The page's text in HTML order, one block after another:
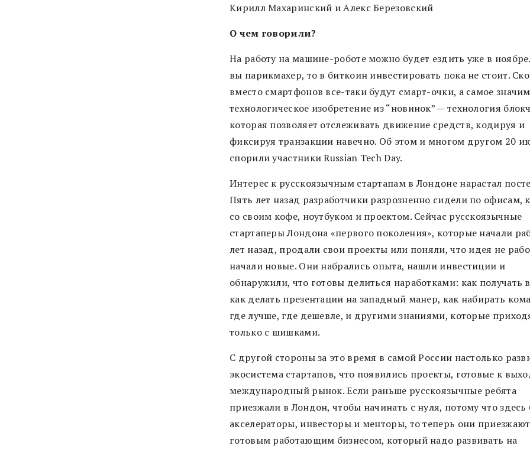
Кирилл Махаринский и Алекс Березовский
О чем говорили?
На работу на машине-роботе можно будет ездить уже в
вы парикмахер, то в биткоин инвестировать пока не стоит.
вместо смартфонов все-таки будут смарт-очки, а самое
технологическое изобретение из “новинок” — технология
которая позволяет отслеживать движение средств, кодируя и
фиксируя транзакции навечно. Об этом и многом другом 20
спорили участники Russian Tech Day.
Интерес к русскоязычным стартапам в Лондоне нарастал
Пять лет назад разработчики разрозненно сидели по офисам,
со своим кофе, ноутбуком и проектом. Сейчас русскоязычные
стартаперы Лондона «первого поколения», которые начали
лет назад, продали свои проекты или поняли, что идея не
начали новые. Они набрались опыта, нашли инвестиции и
обнаружили, что готовы делиться наработками: как получать
как делать презентации на западный манер, как набирать
где лучше, где дешевле, и другими знаниями, которые
только с шишками.
С другой стороны за это время в самой России настолько
экосистема стартапов, что появились проекты, готовые к
международный рынок. Если раньше русскоязычные ребята
приезжали в Лондон, чтобы начинать с нуля, потому что
акселераторы, инвесторы и менторы, то теперь они
готовым работающим бизнесом, который надо развивать на